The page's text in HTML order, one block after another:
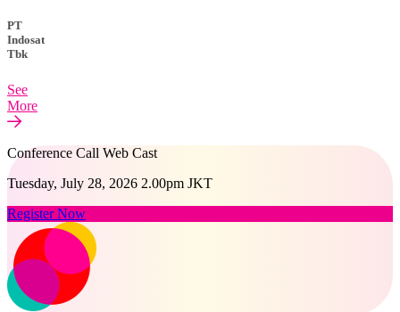
PT
Indosat
Tbk
See
More
Conference Call Web Cast
Tuesday, July 28, 2026 2.00pm JKT
Register Now